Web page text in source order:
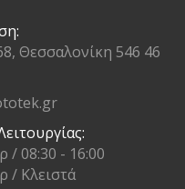
Θεσσαλονίκη 546 46
/ 08:30 - 16:00
/ Κλειστά